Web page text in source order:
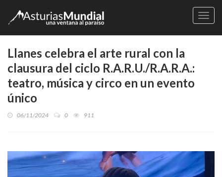
Llanes celebra el arte rural con la
clausura del ciclo R.A.R.U./R.A.R.A.:
teatro, música y circo en un evento
único
06/11/2024 0 911